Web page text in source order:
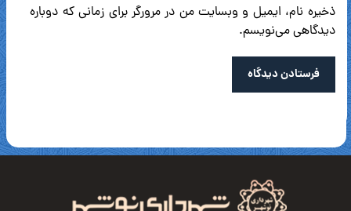
ذخیره نام، ایمیل و وبسایت من در مرورگر برای زمانی که دوباره
دیدگاهی می‌نویسم.
فرستادن دیدگاه